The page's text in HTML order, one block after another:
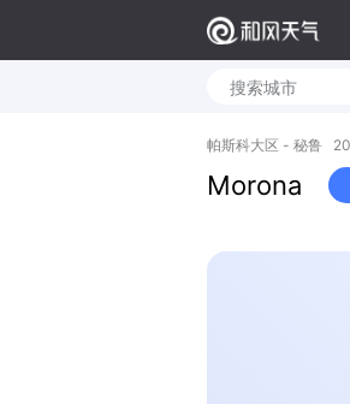
帕斯科大区 - 秘鲁
Morona